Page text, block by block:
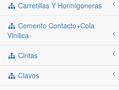
Carretillas Y Hormigoneras
Cemento Contacto+cola
Vinilica
Cintas
Clavos